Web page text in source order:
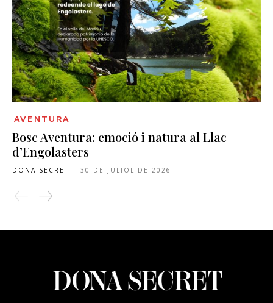
AVENTURA
Bosc Aventura: emoció i natura al Llac
d’Engolasters
DONA SECRET - 30 DE JULIOL DE 2026